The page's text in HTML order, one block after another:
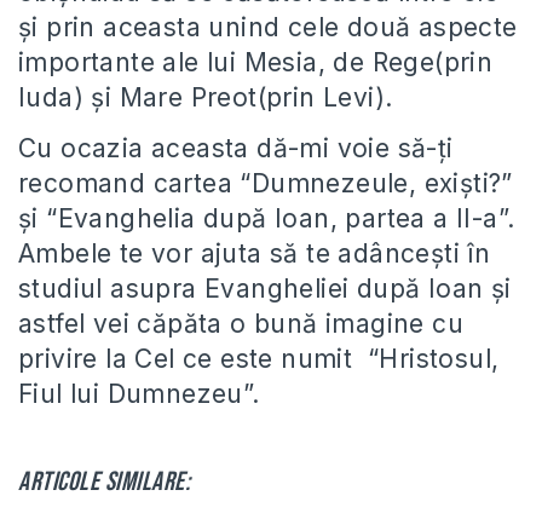
și prin aceasta unind cele două aspecte
importante ale lui Mesia, de Rege(prin
Iuda) și Mare Preot(prin Levi).
Cu ocazia aceasta dă-mi voie să-ți
recomand cartea “Dumnezeule, exiști?”
și “Evanghelia după Ioan, partea a II-a”.
Ambele te vor ajuta să te adâncești în
studiul asupra Evangheliei după Ioan și
astfel vei căpăta o bună imagine cu
privire la Cel ce este numit “Hristosul,
Fiul lui Dumnezeu”.
Articole similare: